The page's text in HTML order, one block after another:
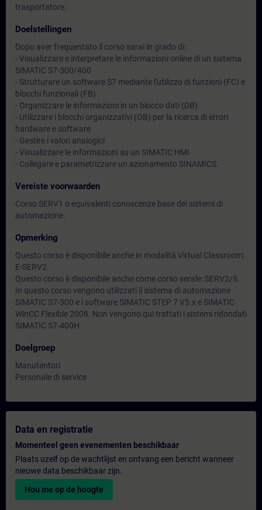
trasportatore.
Doelstellingen
Dopo aver frequentato il corso sarai in grado di:
- Visualizzare e interpretare le informazioni online di un sistema
SIMATIC S7-300/400
- Strutturare un software S7 mediante l'utilizzo di funzioni (FC) e
blocchi funzionali (FB)
- Organizzare le informazioni in un blocco dati (DB)
- Utilizzare i blocchi organizzativi (OB) per la ricerca di errori
hardware e software
- Gestire i valori analogici
- Visualizzare le informazioni su un SIMATIC HMI
- Collegare e parametrizzare un azionamento SINAMICS.
Vereiste voorwaarden
Corso SERV1 o equivalenti conoscenze base dei sistemi di
automazione.
Opmerking
Questo corso è disponibile anche in modalità Virtual Classroom:
E-SERV2.
Questo corso è disponibile anche come corso serale: SERV2/S.
In questo corso vengono utilizzati il sistema di automazione
SIMATIC S7-300 e i software SIMATIC STEP 7 V5.x e SIMATIC
WinCC Flexible 2008. Non vengono qui trattati i sistemi ridondati
SIMATIC S7-400H.
Doelgroep
Manutentori
Personale di service
Data en registratie
Momenteel geen evenementen beschikbaar
Plaats uzelf op de wachtlijst en ontvang een bericht wanneer
nieuwe data beschikbaar zijn.
Hou me op de hoogte